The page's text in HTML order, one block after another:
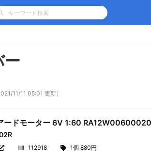
ー
11/11 05:01 更新）
ードモーター 6V 1:60
112918 1個 880円